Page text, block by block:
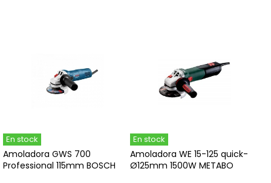
En stock
Amoladora GWS 700
Professional 115mm BOSCH
En stock
Amoladora WE 15-125 quick-
Ø125mm 1500W METABO